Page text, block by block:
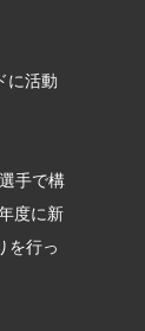
に活動
手で構
度に新
を行っ